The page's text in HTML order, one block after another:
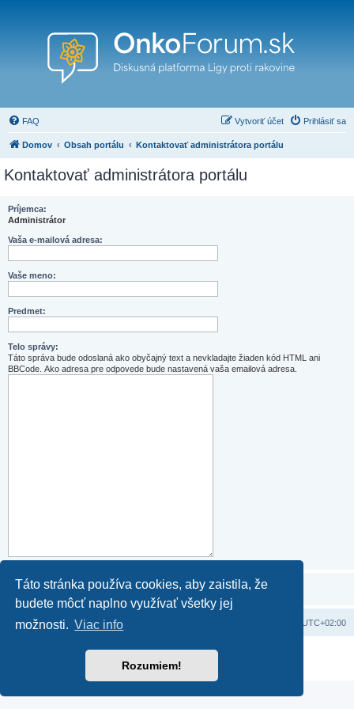
Táto stránka používa cookies, aby zaistila, že
budete môcť naplno využívať všetky jej
možnosti. Viac info
Rozumiem!
FAQ Prihlásiť sa
Vytvoriť účet
Domov Obsah portálu Kontaktovať administrátora portálu
Kontaktovať administrátora portálu
Príjemca:
Administrátor
Vaša e-mailová adresa:
Vaše meno:
Predmet:
Telo správy:
Táto správa bude odoslaná ako obyčajný text a nevkladajte žiaden kód HTML ani
BBCode. Ako adresa pre odpovede bude nastavená vaša emailová adresa.
Domov Obsah portálu UTC+02:00
Založené naphpBB® Forum Software © phpBB Limited
Súkromie|Podmienky